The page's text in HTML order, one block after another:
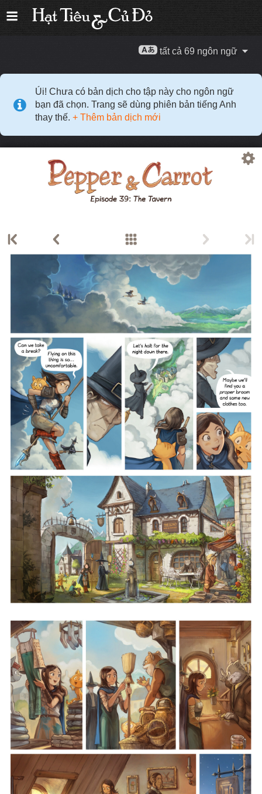
tất cả 69 ngôn ngữ
Úi! Chưa có bản dịch cho tập này cho ngôn ngữ
bạn đã chọn. Trang sẽ dùng phiên bản tiếng Anh
thay thế. + Thêm bản dịch mới